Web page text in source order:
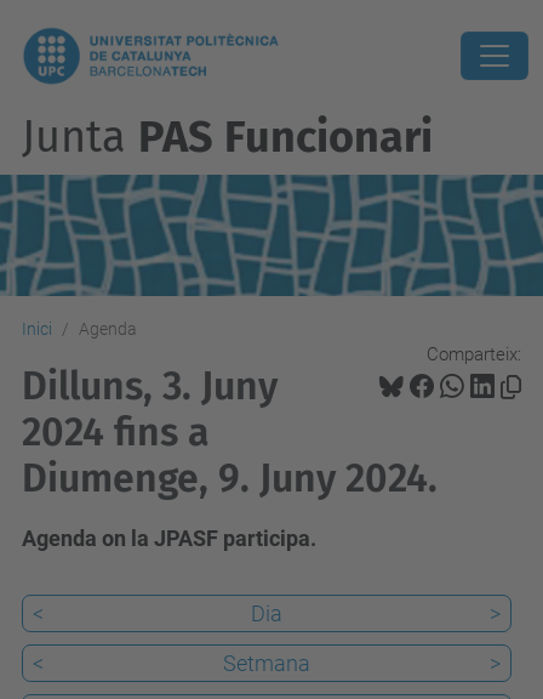
Junta PAS Funcionari
Inici Agenda
Comparteix:
Dilluns, 3. Juny
2024 fins a
Diumenge, 9. Juny 2024.
Agenda on la JPASF participa.
< Dia
>
<
Setmana
>